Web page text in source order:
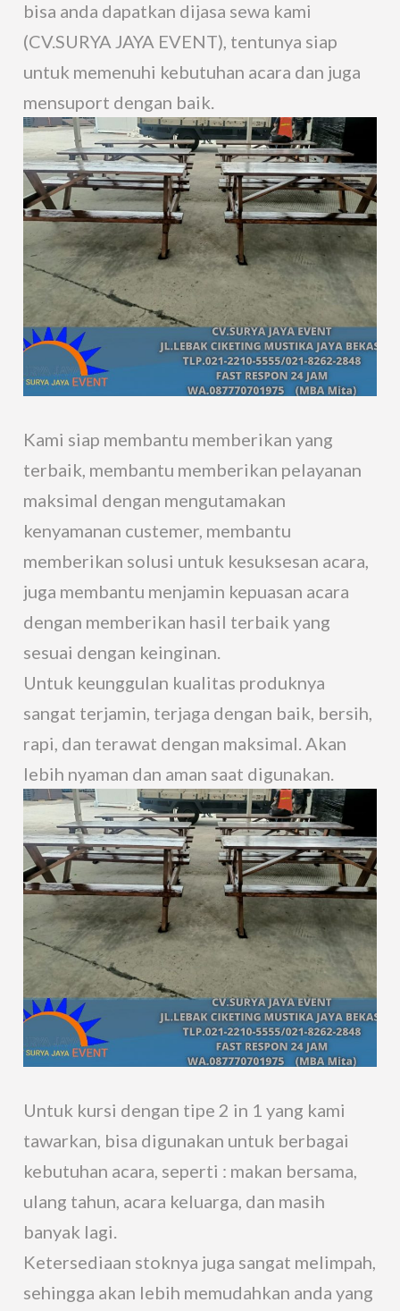
bisa anda dapatkan dijasa sewa kami
(CV.SURYA JAYA EVENT), tentunya siap
untuk memenuhi kebutuhan acara dan juga
mensuport dengan baik.
Kami siap membantu memberikan yang
terbaik, membantu memberikan pelayanan
maksimal dengan mengutamakan
kenyamanan custemer, membantu
memberikan solusi untuk kesuksesan acara,
juga membantu menjamin kepuasan acara
dengan memberikan hasil terbaik yang
sesuai dengan keinginan.
Untuk keunggulan kualitas produknya
sangat terjamin, terjaga dengan baik, bersih,
rapi, dan terawat dengan maksimal. Akan
lebih nyaman dan aman saat digunakan.
Untuk kursi dengan tipe 2 in 1 yang kami
tawarkan, bisa digunakan untuk berbagai
kebutuhan acara, seperti : makan bersama,
ulang tahun, acara keluarga, dan masih
banyak lagi.
Ketersediaan stoknya juga sangat melimpah,
sehingga akan lebih memudahkan anda yang